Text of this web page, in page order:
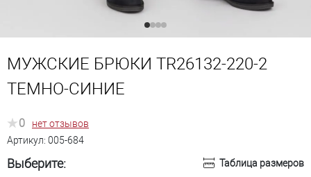
МУЖСКИЕ БРЮКИ TR26132-220-2
ТЕМНО-СИНИЕ
0
нет отзывов
Артикул: 005-684
Выберите: Таблица размеров